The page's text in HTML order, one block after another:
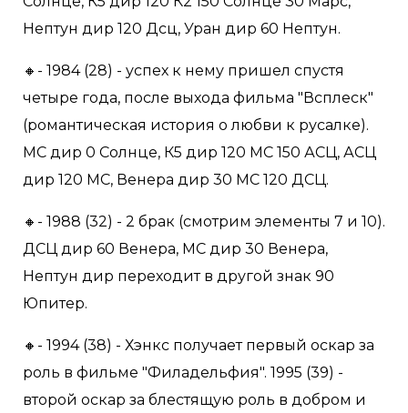
Нептун дир 120 Дсц, Уран дир 60 Нептун.
🔸- 1984 (28) - успех к нему пришел спустя
четыре года, после выхода фильма "Всплеск"
(романтическая история о любви к русалке).
МС дир 0 Солнце, К5 дир 120 МС 150 АСЦ, АСЦ
дир 120 МС, Венера дир 30 МС 120 ДСЦ.
🔸- 1988 (32) - 2 брак (смотрим элементы 7 и 10).
ДСЦ дир 60 Венера, МС дир 30 Венера,
Нептун дир переходит в другой знак 90
Юпитер.
🔸- 1994 (38) - Хэнкс получает первый оскар за
роль в фильме "Филадельфия". 1995 (39) -
второй оскар за блестящую роль в добром и